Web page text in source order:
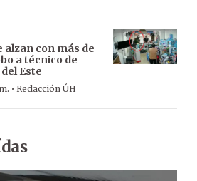
alzan con más de
a técnico de
Este
· Redacción ÚH